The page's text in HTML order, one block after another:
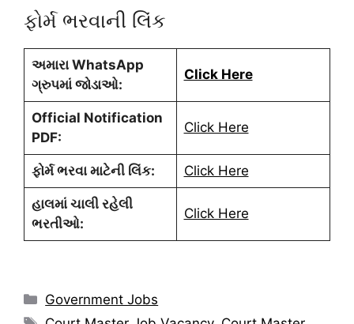
ફોર્મ ભરવાની લિંક
અમારા WhatsApp
ગ્રુપમાં જોડાઓ:
Click Here
Official Notification
PDF:
Click Here
ફોર્મ ભરવા માટેની લિંક: Click Here
હાલમાં ચાલી રહેલી
ભરતીઓ:
Click Here
Categories
Government Jobs
Tags